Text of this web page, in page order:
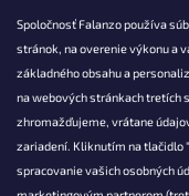
Spoločnosť Falanzo používa
stránok, na overenie výkonu a
základného obsahu a
na webových stránkach tretích
zhromažďujeme, vrátane
zariadení. Kliknutím na tlačidlo
spracovanie vašich osobných
KONTAKT
info@falanzo.sk
Falanzo.sk
FalanzoSK